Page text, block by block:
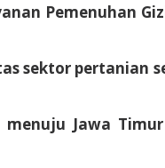
Pemenuhan
sektor pertanian
Jawa